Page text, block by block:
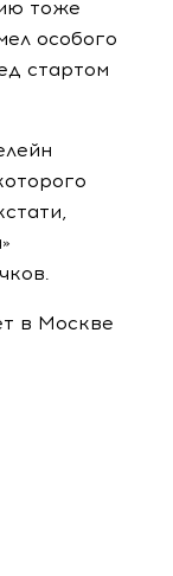
тоже
особого
стартом
в Москве